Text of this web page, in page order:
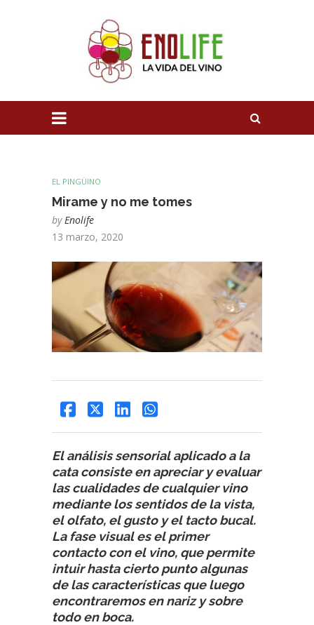
EL PINGÜINO
Mirame y no me tomes
by Enolife
13 marzo, 2020
El análisis sensorial aplicado a la
cata consiste en apreciar y evaluar
las cualidades de cualquier vino
mediante los sentidos de la vista,
el olfato, el gusto y el tacto bucal.
La fase visual es el primer
contacto con el vino, que permite
intuir hasta cierto punto algunas
de las características que luego
encontraremos en nariz y sobre
todo en boca.